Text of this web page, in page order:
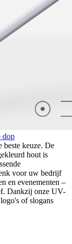
dop
keuze. De
hout is
voor uw bedrijf
en evenementen –
Dankzij onze UV-
of slogans